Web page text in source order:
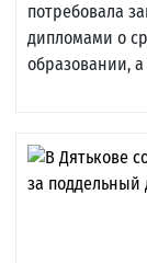
потребовала
дипломами о
образовании, а